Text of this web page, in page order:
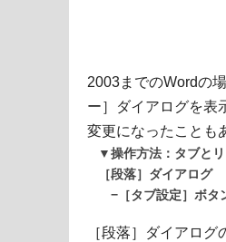
2003までのWordの
ー］ダイアログを表
変更になったことも
▼操作方法：タブと
［段落］ダイアログ
−［タブ設定］ボタ
［段落］ダイアロ